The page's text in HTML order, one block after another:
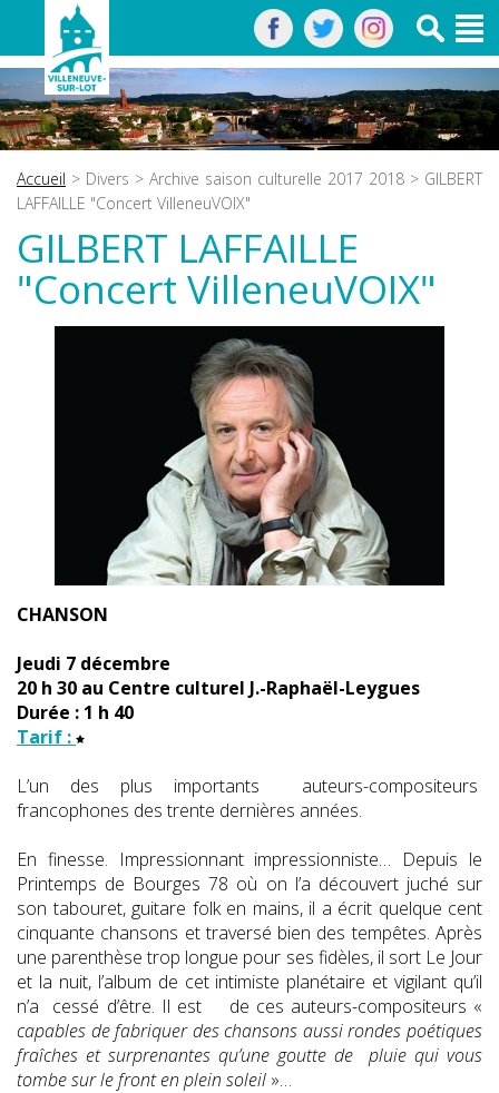
Accueil > Divers > Archive saison culturelle 2017 2018 > GILBERT
LAFFAILLE "Concert VilleneuVOIX"
GILBERT LAFFAILLE
"Concert VilleneuVOIX"
CHANSON
Jeudi 7 décembre
20 h 30 au Centre culturel J.-Raphaël-Leygues
Durée : 1 h 40
Tarif :
L’un des plus importants auteurs-compositeurs
francophones des trente dernières années.
En finesse. Impressionnant impressionniste… Depuis le
Printemps de Bourges 78 où on l’a découvert juché sur
son tabouret, guitare folk en mains, il a écrit quelque cent
cinquante chansons et traversé bien des tempêtes. Après
une parenthèse trop longue pour ses fidèles, il sort Le Jour
et la nuit, l’album de cet intimiste planétaire et vigilant qu’il
n’a cessé d’être. Il est de ces auteurs-compositeurs «
capables de fabriquer des chansons aussi rondes poétiques
fraîches et surprenantes qu’une goutte de pluie qui vous
tombe sur le front en plein soleil »…